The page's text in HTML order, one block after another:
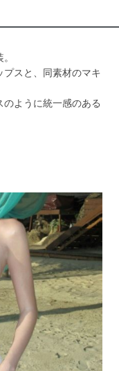
プスと、同素材のマキ
ように統一感のある